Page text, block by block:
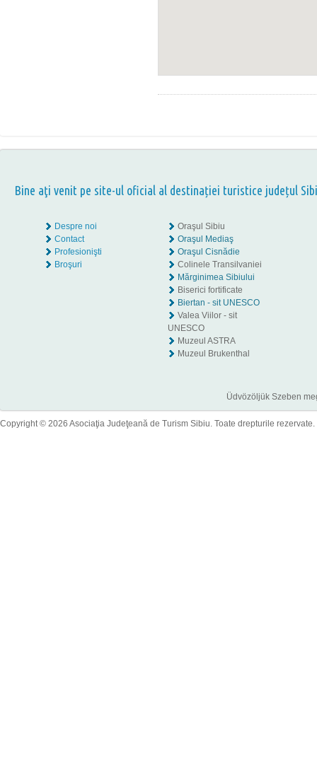
Bine aţi venit pe site-ul oficial al destinației turistice județul
Despre noi
Contact
Profesionişti
Broşuri
Oraşul Sibiu
Oraşul Mediaş
Oraşul Cisnădie
Colinele Transilvaniei
Mărginimea Sibiului
Biserici fortificate
Biertan - sit UNESCO
Valea Viilor - sit
UNESCO
Muzeul ASTRA
Muzeul Brukenthal
Üdvözöljük Szeben
Copyright © 2026 Asociaţia Judeţeană de Turism Sibiu. Toate drepturile rezervate.